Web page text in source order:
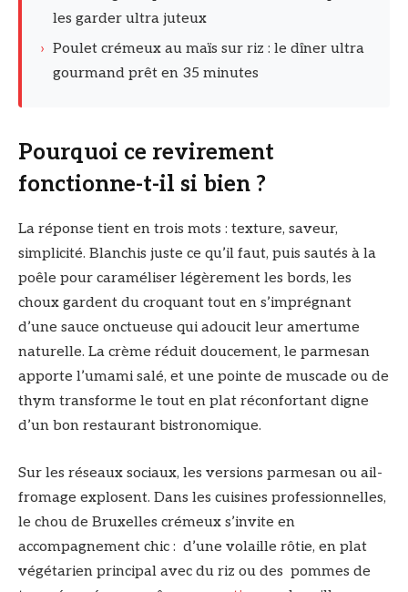
les garder ultra juteux
› Poulet crémeux au maïs sur riz : le dîner ultra
gourmand prêt en 35 minutes
Pourquoi ce revirement
fonctionne-t-il si bien ?
La réponse tient en trois mots : texture, saveur,
simplicité. Blanchis juste ce qu’il faut, puis sautés à la
poêle pour caraméliser légèrement les bords, les
choux gardent du croquant tout en s’imprégnant
d’une sauce onctueuse qui adoucit leur amertume
naturelle. La crème réduit doucement, le parmesan
apporte l’umami salé, et une pointe de muscade ou de
thym transforme le tout en plat réconfortant digne
d’un bon restaurant bistronomique.
Sur les réseaux sociaux, les versions parmesan ou ail-
fromage explosent. Dans les cuisines professionnelles,
le chou de Bruxelles crémeux s’invite en
accompagnement chic : d’une volaille rôtie, en plat
végétarien principal avec du riz ou des pommes de